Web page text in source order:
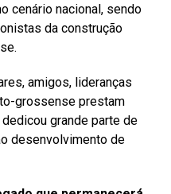
cenário nacional, sendo
da construção
amigos, lideranças
grossense prestam
grande parte de
desenvolvimento de